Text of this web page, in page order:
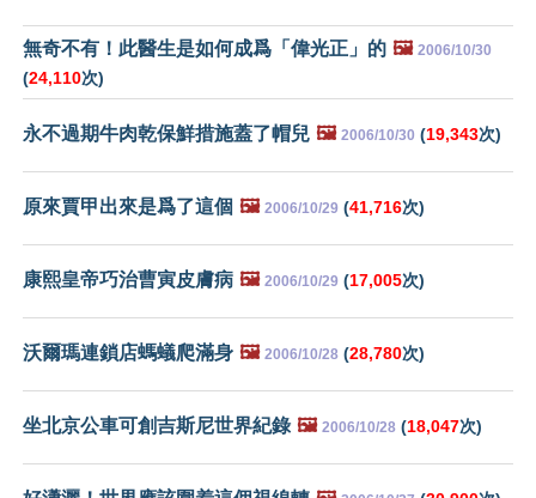
無奇不有！此醫生是如何成爲「偉光正」的 🖼️ 2006/10/30
(24,110次)
永不過期牛肉乾保鮮措施蓋了帽兒 🖼️ 2006/10/30 (19,343次)
原來賈甲出來是爲了這個 🖼️ 2006/10/29 (41,716次)
康熙皇帝巧治曹寅皮膚病 🖼️ 2006/10/29 (17,005次)
沃爾瑪連鎖店螞蟻爬滿身 🖼️ 2006/10/28 (28,780次)
坐北京公車可創吉斯尼世界紀錄 🖼️ 2006/10/28 (18,047次)